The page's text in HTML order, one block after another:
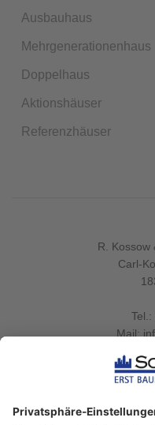
Ausbauhaus
Mehrgenerationenhaus
Doppelhaus
Aktionshäuser
Referenzhäuser
R. Kossow
Carl-
Tel.:
Mail: